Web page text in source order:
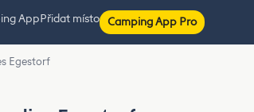
AppPřidat místo Camping App Pro
Egestorf